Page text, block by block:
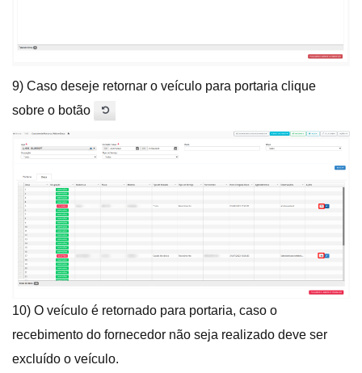
9) Caso deseje retornar o veículo para portaria clique
sobre o botão
10) O veículo é retornado para portaria, caso o
recebimento do fornecedor não seja realizado deve ser
excluído o veículo.